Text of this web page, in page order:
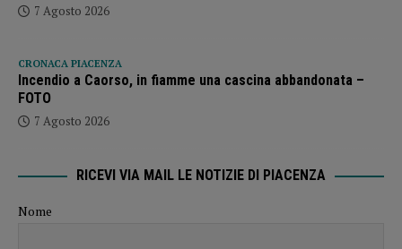
7 Agosto 2026
CRONACA PIACENZA
Incendio a Caorso, in fiamme una cascina abbandonata –
FOTO
7 Agosto 2026
RICEVI VIA MAIL LE NOTIZIE DI PIACENZA
Nome